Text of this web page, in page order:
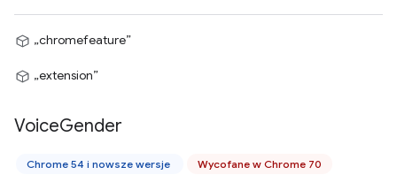
„chromefeature”
„extension”
VoiceGender
Chrome 54 i nowsze wersje Wycofane w Chrome 70